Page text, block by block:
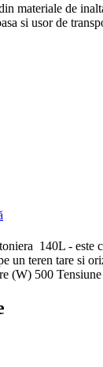
materiale de
si usor de
140L - este
un teren tare si
(W) 500